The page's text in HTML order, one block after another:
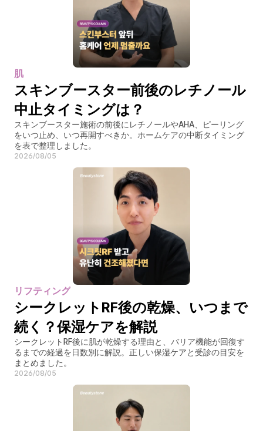
肌
スキンブースター前後のレチノール
中止タイミングは？
スキンブースター施術の前後にレチノールやAHA、ピーリング
をいつ止め、いつ再開すべきか。ホームケアの中断タイミング
を表で整理しました。
2026/08/05
リフティング
シークレットRF後の乾燥、いつまで
続く？保湿ケアを解説
シークレットRF後に肌が乾燥する理由と、バリア機能が回復す
るまでの経過を日数別に解説。正しい保湿ケアと受診の目安を
まとめました。
2026/08/05